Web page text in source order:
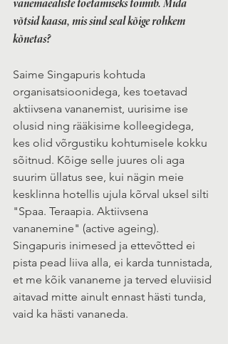
vanemaealiste toetamiseks toimib. Mida
võtsid kaasa, mis sind seal kõige rohkem
kõnetas?
Saime Singapuris kohtuda
organisatsioonidega, kes toetavad
aktiivsena vananemist, uurisime ise
olusid ning rääkisime kolleegidega,
kes olid võrgustiku kohtumisele kokku
sõitnud. Kõige selle juures oli aga
suurim üllatus see, kui nägin meie
kesklinna hotellis ujula kõrval uksel silti
"Spaa. Teraapia. Aktiivsena
vananemine" (active ageing).
Singapuris inimesed ja ettevõtted ei
pista pead liiva alla, ei karda tunnistada,
et me kõik vananeme ja terved eluviisid
aitavad mitte ainult ennast hästi tunda,
vaid ka hästi vananeda.